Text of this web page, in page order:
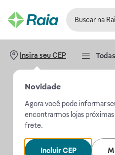
Insira seu CEP
Novidade
Agora você pode informar
encontrarmos lojas próximas
frete.
Incluir CEP
Não